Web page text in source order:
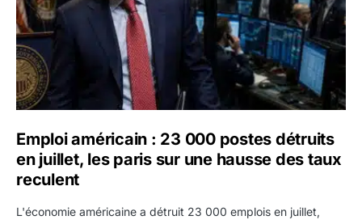
Emploi américain : 23 000 postes détruits
en juillet, les paris sur une hausse des taux
reculent
L'économie américaine a détruit 23 000 emplois en juillet,